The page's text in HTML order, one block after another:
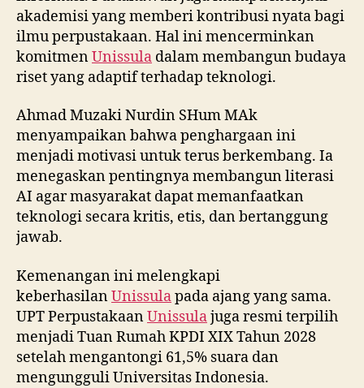
akademisi yang memberi kontribusi nyata bagi
ilmu perpustakaan. Hal ini mencerminkan
komitmenUnissula dalam membangun budaya
riset yang adaptif terhadap teknologi.
Ahmad Muzaki Nurdin SHum MAk
menyampaikan bahwa penghargaan ini
menjadi motivasi untuk terus berkembang. Ia
menegaskan pentingnya membangun literasi
AI agar masyarakat dapat memanfaatkan
teknologi secara kritis, etis, dan bertanggung
jawab.
Kemenangan ini melengkapi
keberhasilanUnissulapada ajang yang sama.
UPT PerpustakaanUnissulajuga resmi terpilih
menjadi Tuan Rumah KPDI XIX Tahun 2028
setelah mengantongi 61,5% suara dan
mengungguli Universitas Indonesia.